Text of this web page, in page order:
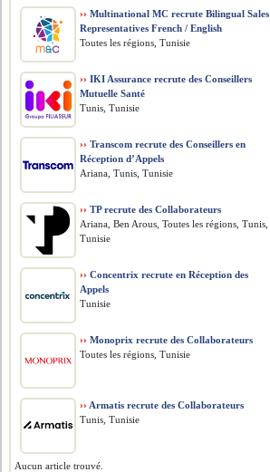
›› Multinational MC recrute Bilingual Sales
Representatives French / English
Toutes les régions, Tunisie
›› IKI Assurance recrute des Conseillers
Mutuelle Santé
Tunis, Tunisie
›› Transcom recrute des Conseillers en
Réception d’Appels
Ariana, Tunis, Tunisie
›› TP recrute des Collaborateurs
Ariana, Ben Arous, Toutes les régions, Tunis,
Tunisie
›› Concentrix recrute en Réception des
Appels
Tunisie
›› Monoprix recrute des Collaborateurs
Toutes les régions, Tunisie
›› Armatis recrute des Collaborateurs
Tunis, Tunisie
Aucun article trouvé.